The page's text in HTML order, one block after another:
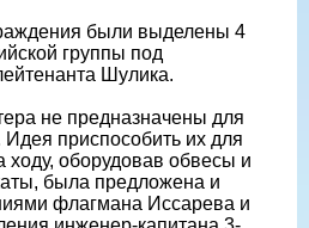
были выделены 4
группы под
Шулика.
не предназначены для
приспособить их для
оборудовав обвесы и
была предложена и
флагмана Иссарева и